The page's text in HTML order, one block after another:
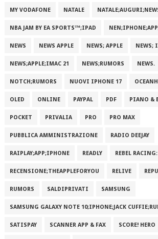
MY VODAFONE NATALE
NBA JAM BY EA SPORTS™;IPAD
NEWS NEWS APPLE NEWS; APPLE NEWS;
NEWS;APPLE;IMAC 21 NEWS;RUMORS NEWS.
NOTCH;RUMORS NUOVI IPHONE 17
OLED ONLINE PAYPAL PDF PIANO &
POCKET PRIVALIA PRO PRO MAX
PUBBLICA AMMINISTRAZIONE RADIO DEEJAY
RAIPLAY;APP;IPHONE READLY REBEL
RECENSIONE;THEAPPLEFORYOU RELIVE
RUMORS SALDIPRIVATI SAMSUNG
SAMSUNG GALAXY NOTE 10;IPHONE;JACK
SATISPAY SCANNER APP & FAX SCORE! HERO